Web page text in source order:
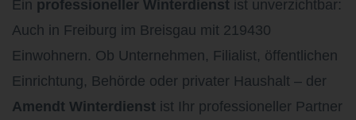
Ein professioneller Winterdienst ist unverzichtbar:
Auch in Freiburg im Breisgau mit 219430
Einwohnern. Ob Unternehmen, Filialist, öffentlichen
Einrichtung, Behörde oder privater Haushalt – der
Amendt Winterdienst ist Ihr professioneller Partner